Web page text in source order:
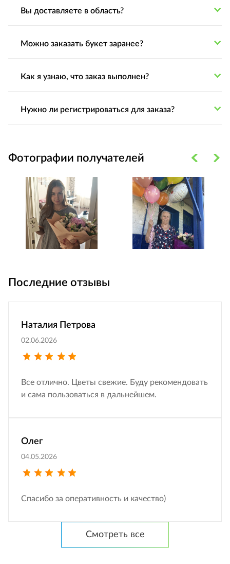
Вы доставляете в область?
Можно заказать букет заранее?
Как я узнаю, что заказ выполнен?
Нужно ли регистрироваться для заказа?
Фотографии получателей
Последние отзывы
Наталия Петрова
02.06.2026
Все отлично. Цветы свежие. Буду рекомендовать
и сама пользоваться в дальнейшем.
Олег
04.05.2026
Спасибо за оперативность и качество)
Смотреть все